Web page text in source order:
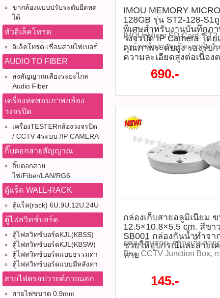
ขากล้องแบบปรับระดับยืดหด
ได้
หัวอิเล็คโทรด
อิเล็คโทรด เชื่อมสายไฟเบอร์
AUDIO TO FIBER
ส่งสัญญาณเสียงระยะไกล
Audio Fiber
เครื่องทดสอบภาพกล้อง
วงจรปิด
เครื่องTESTERกล้องวงจรปิด
/ CCTV 4ระบบ /IP CAMERA
กิ๊บตอกสายสัญญาณ
กิ๊บตอกสาย
ไฟ/Fiber/LAN/RG6
ตู้แร็ค WALL-RACK
ตู้แร็ค(rack) 6U,9U,12U,24U
ตู้ไฟสวิทช์บอร์ด
ตู้ไฟสวิทช์บอร์ดKJL(KBSS)
ตู้ไฟสวิทช์บอร์ดKJL(KBSW)
ตู้ไฟสวิทช์บอร์ดแบบธรรมดา
ตู้ไฟสวิทช์บอร์ดแบบมีหลังคา
สายไฟดรอปวายด์ภายนอก
สายไฟขนาด 0.9mm
IMOU MEMORY
128GB รุ่น ST2-128-S1
พิเศษสำหรับงานบันทึกภ
วงจรปิด IP Camera โด
คุณภาพระดับสูง รองรับ
ความละเอียดสูงต่อเนื่อง
IMOU, Micro SD Card,
การ์ดกล้องวงจรปิด, การ์ดบั
MicroSDXC, เมมโมรี่การ์ด
การ์ดกันน้ำ, U3, V30, เมมก
IMOU MEMORY MICRO
วีดีโอความละเอียดสูงต่อเนื่
พร้อมคุณสมบัติทนต่อสภาพ
หลาย เหมาะสำหรับใช้งาน
ภายนอกอาคาร ราคา 690
S1(รหัสสินค้า : P05302)
ST2‑128‑S1 (also labeled
NAND Flash Type: 3D TLC,
P/E cycles Durability:
0 °C to 70 °C Waterproof,
anti‑X‑ray Designed for:
Dahua cameras ดาวน์โห
690.-
กล่องเก็บสายอลูมิเนียม
12.5×10.8×5.5 cm. สีขา
SB001 กล่องกันน้ำทำจา
ช่วยให้อุปกรณ์และสายเ
หาย
กล่องเก็บสาย, กล่องเก็บสา
Box, CCTV Junction Box,
อุปกรณ์ติดตั้งกล้อง, อุปกรณ์
Junction Box, กล่องเก็บสา
145.-